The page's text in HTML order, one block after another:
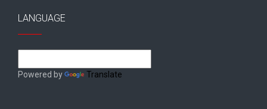
LANGUAGE
Powered by Translate